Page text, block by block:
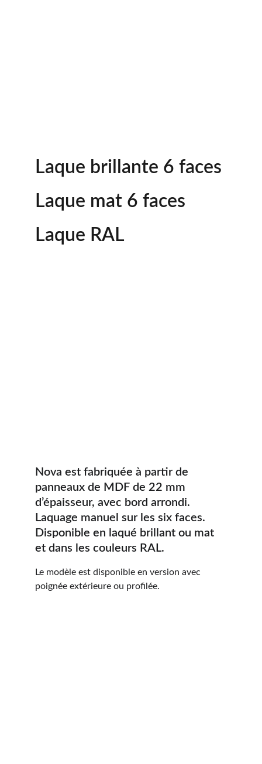
Laque brillante 6 faces
Laque mat 6 faces
Laque RAL
Nova est fabriquée à partir de
panneaux de MDF de 22 mm
d’épaisseur, avec bord arrondi.
Laquage manuel sur les six faces.
Disponible en laqué brillant ou mat
et dans les couleurs RAL.
Le modèle est disponible en version avec
poignée extérieure ou profilée.